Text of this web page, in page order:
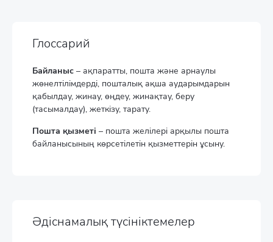
Глоссарий
Байланыс – ақпаратты, пошта және арнаулы
жөнелтілімдерді, пошталық ақша аударымдарын
қабылдау, жинау, өңдеу, жинақтау, беру
(тасымалдау), жеткізу, тарату.
Пошта қызметі – пошта желiлерi арқылы пошта
байланысының көрсетілетін қызметтерін ұсыну.
Әдіснамалық түсініктемелер